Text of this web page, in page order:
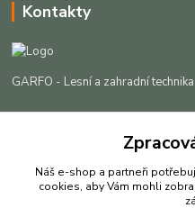
Kontakty
GARFO - Lesní a zahradní technika
+420 725
info@garfo.cz
Náš e-shop a partneři
cookies, aby Vám mohli